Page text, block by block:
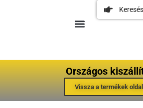
Országos
Vissza a termékek